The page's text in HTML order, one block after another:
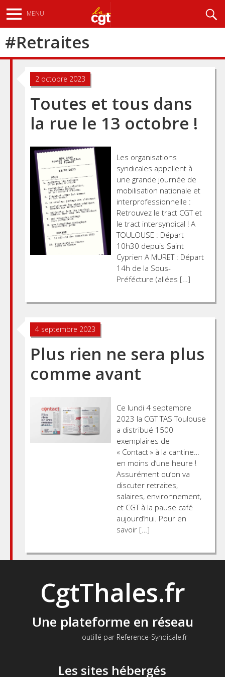
au
contenu
principal
MENU
#Retraites
2 octobre 2023
Toutes et tous dans
la rue le 13 octobre !
Les organisations
syndicales appellent à
une grande journée de
mobilisation nationale et
interprofessionnelle :
Retrouvez le tract CGT et
le tract intersyndical ! A
TOULOUSE : Départ
10h30 depuis Saint
Cyprien A MURET : Départ
14h de la Sous-
Préfécture (allées […]
4 septembre 2023
Plus rien ne sera plus
comme avant
Ce lundi 4 septembre
2023 la CGT TAS Toulouse
a distribué 1500
exemplaires de
« Contact » à la cantine…
en moins d’une heure !
Assurément qu’on va
discuter retraites,
salaires, environnement,
et CGT à la pause café
aujourd’hui. Pour en
savoir […]
CgtThales.fr
Une plateforme en réseau
outillé par Reference-Syndicale.fr
Les sites hébergés